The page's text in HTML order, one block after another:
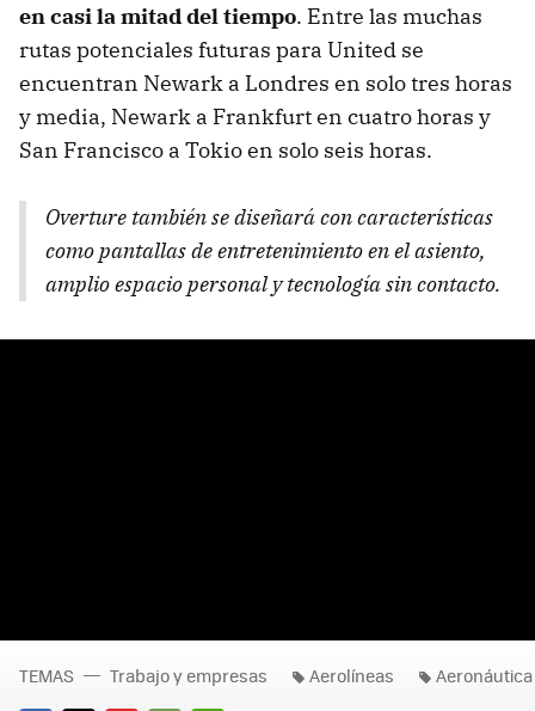
en casi la mitad del tiempo. Entre las muchas
rutas potenciales futuras para United se
encuentran Newark a Londres en solo tres horas
y media, Newark a Frankfurt en cuatro horas y
San Francisco a Tokio en solo seis horas.
Overture también se diseñará con características
como pantallas de entretenimiento en el asiento,
amplio espacio personal y tecnología sin contacto.
TEMAS Trabajo y empresas Aerolíneas Aeronáutica